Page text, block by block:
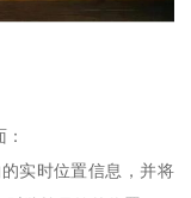
实时位置信息，并将